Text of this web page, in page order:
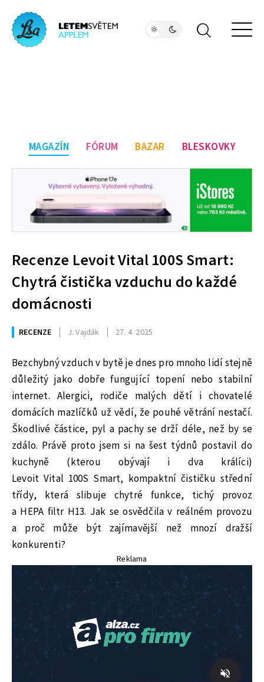
MAGAZÍN FÓRUM BAZAR BLESKOVKY
Recenze Levoit Vital 100S Smart:
Chytrá čistička vzduchu do každé
domácnosti
RECENZE J. Vajdák 27. 4. 2025
Bezchybný vzduch v bytě je dnes pro mnoho lidí stejně
důležitý jako dobře fungující topení nebo stabilní
internet. Alergici, rodiče malých dětí i chovatelé
domácích mazlíčků už vědí, že pouhé větrání nestačí.
Škodlivé částice, pyl a pachy se drží déle, než by se
zdálo. Právě proto jsem si na šest týdnů postavil do
kuchyně (kterou obývají i dva králíci)
Levoit Vital 100S Smart, kompaktní čističku střední
třídy, která slibuje chytré funkce, tichý provoz
a HEPA filtr H13. Jak se osvědčila v reálném provozu
a proč může být zajímavější než mnozí dražší
konkurenti?
Reklama